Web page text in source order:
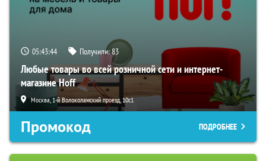
05:43:43 Получили:83
Любые товары во всей розничной сети и интернет-
магазине Hoff
Москва, 1-й Волоколамский проезд, 10с1
Промокод ПОДРОБНЕЕ